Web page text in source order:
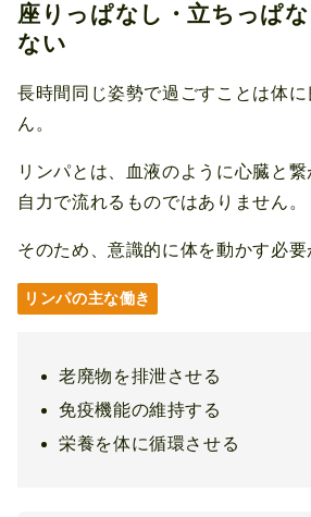
座りっぱなし・立ちっぱ
ない
長時間同じ姿勢で過ごすことは体
ん。
リンパとは、血液のように心臓と繋
自力で流れるものではありません。
そのため、意識的に体を動かす必要
リンパの主な働き
老廃物を排泄させる
免疫機能の維持する
栄養を体に循環させる